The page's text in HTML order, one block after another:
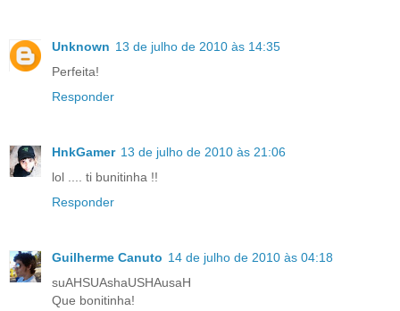
Unknown 13 de julho de 2010 às 14:35
Perfeita!
Responder
HnkGamer 13 de julho de 2010 às 21:06
lol .... ti bunitinha !!
Responder
Guilherme Canuto 14 de julho de 2010 às 04:18
suAHSUAshaUSHAusaH
Que bonitinha!